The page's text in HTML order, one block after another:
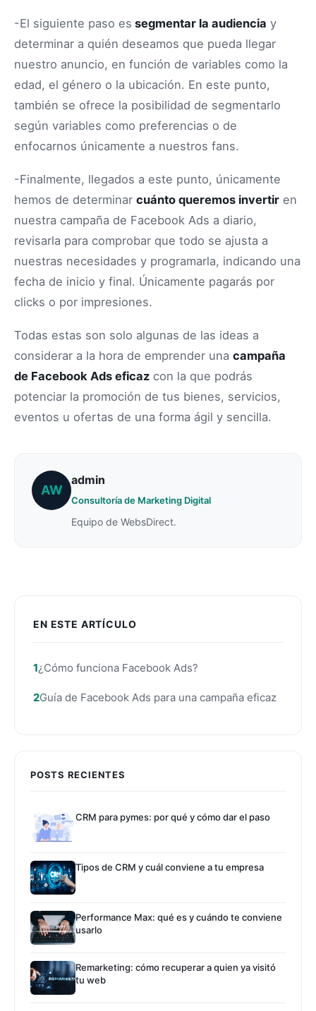
EN ESTE ARTÍCULO
¿Cómo funciona Facebook Ads?
Guía de Facebook Ads para una campaña eficaz
POSTS RECIENTES
CRM para pymes: por qué y cómo dar el paso
Tipos de CRM y cuál conviene a tu empresa
Performance Max: qué es y cuándo te conviene
usarlo
Remarketing: cómo recuperar a quien ya visitó
tu web
-El siguiente paso es segmentar la audiencia y
determinar a quién deseamos que pueda llegar
nuestro anuncio, en función de variables como la
edad, el género o la ubicación. En este punto,
también se ofrece la posibilidad de segmentarlo
según variables como preferencias o de
enfocarnos únicamente a nuestros fans.
-Finalmente, llegados a este punto, únicamente
hemos de determinar cuánto queremos invertir en
nuestra campaña de Facebook Ads a diario,
revisarla para comprobar que todo se ajusta a
nuestras necesidades y programarla, indicando una
fecha de inicio y final. Únicamente pagarás por
clicks o por impresiones.
Todas estas son solo algunas de las ideas a
considerar a la hora de emprender una campaña
de Facebook Ads eficaz con la que podrás
potenciar la promoción de tus bienes, servicios,
eventos u ofertas de una forma ágil y sencilla.
AW
admin
Consultoría de Marketing Digital
Equipo de WebsDirect.